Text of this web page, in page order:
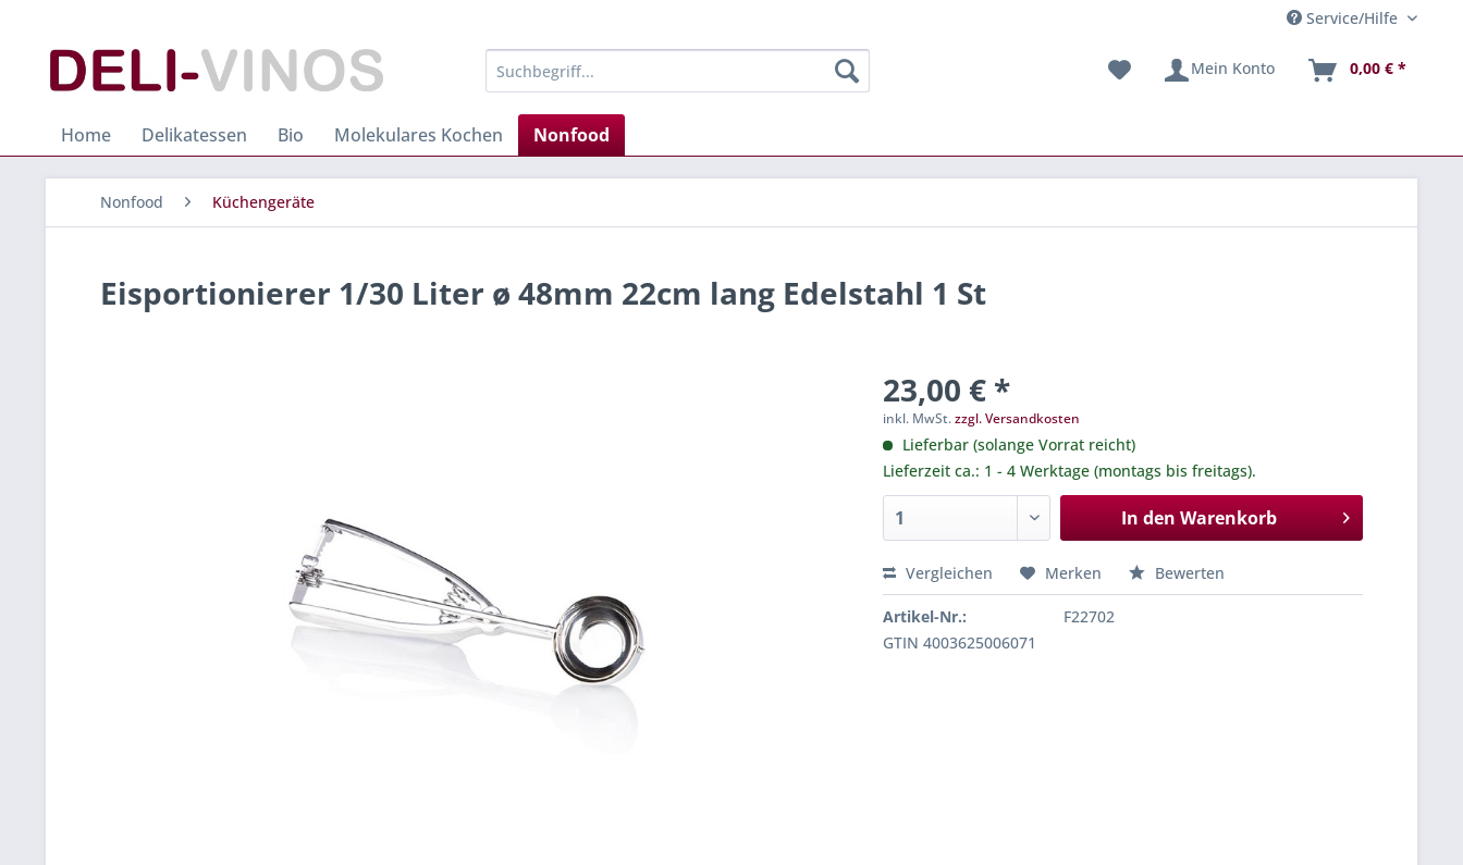
Service/Hilfe
Mein Konto 0,00 € *
Home Delikatessen Bio Molekulares Kochen Nonfood
Nonfood Küchengeräte
Eisportionierer 1/30 Liter ø 48mm 22cm lang Edelstahl 1 St
23,00 € *
inkl. MwSt.zzgl. Versandkosten
Lieferbar (solange Vorrat reicht)
Lieferzeit ca.: 1 - 4 Werktage (montags bis freitags).
In den Warenkorb
Vergleichen Merken Bewerten
Artikel-Nr.:
F22702
GTIN 4003625006071